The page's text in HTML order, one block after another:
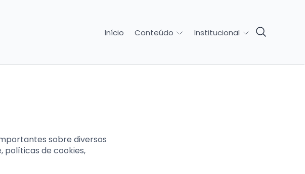
Início Conteúdo Institucional
sobre diversos
políticas de cookies,